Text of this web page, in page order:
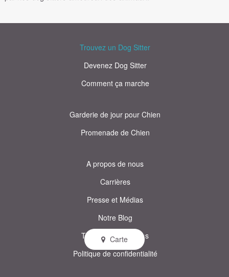
Carte
Trouvez un Dog Sitter
Devenez Dog Sitter
Comment ça marche
Garderie de jour pour Chien
Promenade de Chien
A propos de nous
Carrières
Presse et Médias
Notre Blog
Termes et conditions
Politique de confidentialité